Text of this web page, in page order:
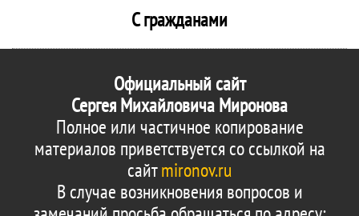
С гражданами
Официальный сайт
Сергея Михайловича Миронова
Полное или частичное копирование
материалов приветствуется со ссылкой на
сайтmironov.ru
В случае возникновения вопросов и